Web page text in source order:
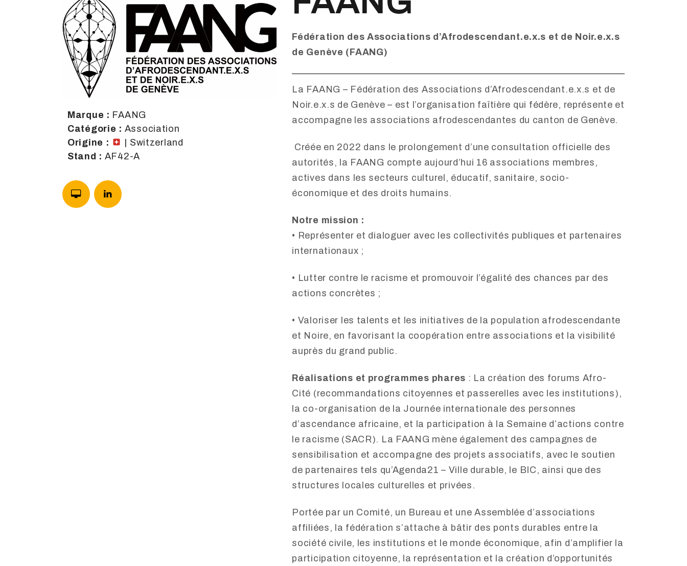
Marque : FAANG
Catégorie : Association
Origine :
| Switzerland
Stand : AF42-A
Fédération des Associations d’Afrodescendant.e.x.s et de Noir.e.x.s
de Genève (FAANG)
La FAANG – Fédération des Associations d’Afrodescendant.e.x.s et de
Noir.e.x.s de Genève – est l’organisation faîtière qui fédère, représente et
accompagne les associations afrodescendantes du canton de Genève.
Créée en 2022 dans le prolongement d’une consultation officielle des
autorités, la FAANG compte aujourd’hui 16 associations membres,
actives dans les secteurs culturel, éducatif, sanitaire, socio-
économique et des droits humains.
Notre mission :
• Représenter et dialoguer avec les collectivités publiques et partenaires
internationaux ;
• Lutter contre le racisme et promouvoir l’égalité des chances par des
actions concrètes ;
• Valoriser les talents et les initiatives de la population afrodescendante
et Noire, en favorisant la coopération entre associations et la visibilité
auprès du grand public.
Réalisations et programmes phares : La création des forums Afro-
Cité (recommandations citoyennes et passerelles avec les institutions),
la co-organisation de la Journée internationale des personnes
d’ascendance africaine, et la participation à la Semaine d’actions contre
le racisme (SACR). La FAANG mène également des campagnes de
sensibilisation et accompagne des projets associatifs, avec le soutien
de partenaires tels qu’Agenda21 – Ville durable, le BIC, ainsi que des
structures locales culturelles et privées.
Portée par un Comité, un Bureau et une Assemblée d’associations
affiliées, la fédération s’attache à bâtir des ponts durables entre la
société civile, les institutions et le monde économique, afin d’amplifier la
participation citoyenne, la représentation et la création d’opportunités